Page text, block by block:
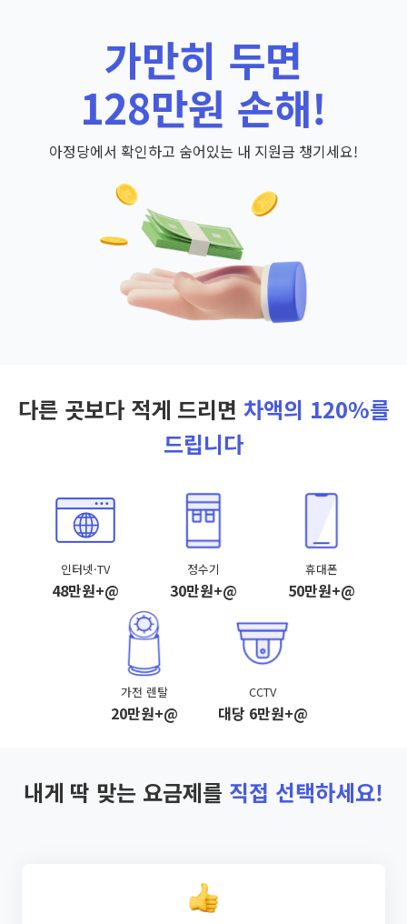
가만히 두면
128만원 손해!
아정당에서 확인하고 숨어있는 내 지원금 챙기세요!
다른 곳보다 적게 드리면 차액의 120%를
드립니다
인터넷·TV
48만원+@
정수기
30만원+@
휴대폰
50만원+@
가전 렌탈
20만원+@
CCTV
대당 6만원+@
내게 딱 맞는 요금제를 직접 선택하세요!